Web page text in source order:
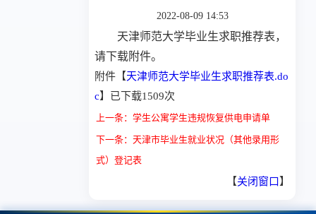
2022-08-09 14:53
天津师范大学毕业生求职推荐表，
请下载附件。
附件【天津师范大学毕业生求职推荐表.do
c】 已下载1509次
上一条：学生公寓学生违规恢复供电申请单
下一条：天津市毕业生就业状况（其他录用形
式）登记表
【关闭窗口 】